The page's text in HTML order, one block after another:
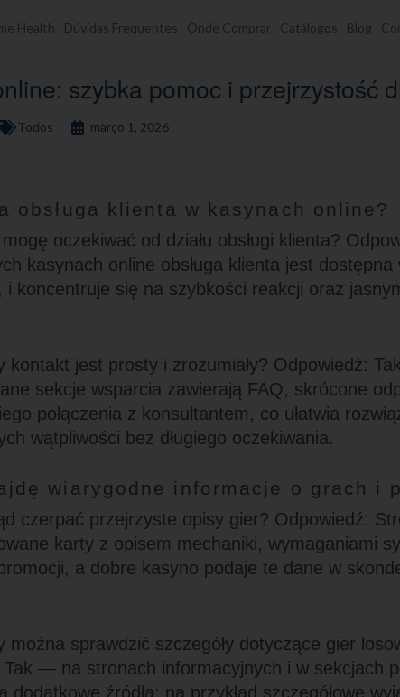
Health Dúvidas Frequentes Onde Comprar Catálogos Blog
szybka pomoc i przejrzystość
Todos março 1, 2026
obsługa klienta w kasynach online?
oczekiwać od działu obsługi klienta?
kasynach online obsługa klienta jest dostępna
i koncentruje się na szybkości reakcji oraz
kontakt jest prosty i zrozumiały? Odpowiedź:
sekcje wsparcia zawierają FAQ, skrócone
połączenia z konsultantem, co ułatwia
wątpliwości bez długiego oczekiwania.
wiarygodne informacje o grach i
czerpać przejrzyste opisy gier? Odpowiedź:
karty z opisem mechaniki, wymaganiami
a dobre kasyno podaje te dane w
można sprawdzić szczegóły dotyczące gier
Tak — na stronach informacyjnych i w sekcjach
dodatkowe źródła; na przykład szczegółowe